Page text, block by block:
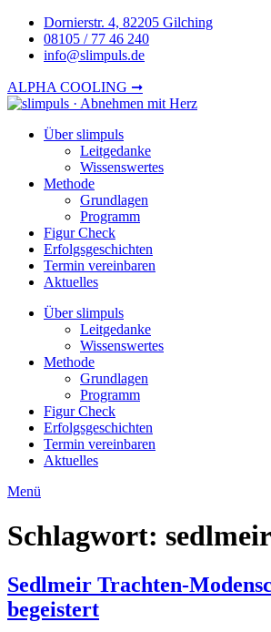
Zum
Inhalt
springen
Dornierstr. 4, 82205 Gilching
08105 / 77 46 240
info@slimpuls.de
ALPHA COOLING ➞
Über slimpuls
Leitgedanke
Wissenswertes
Methode
Grundlagen
Programm
Figur Check
Erfolgsgeschichten
Termin vereinbaren
Aktuelles
Über slimpuls
Leitgedanke
Wissenswertes
Methode
Grundlagen
Programm
Figur Check
Erfolgsgeschichten
Termin vereinbaren
Aktuelles
Menü
Schlagwort: sedlmeir
Sedlmeir Trachten-
begeistert